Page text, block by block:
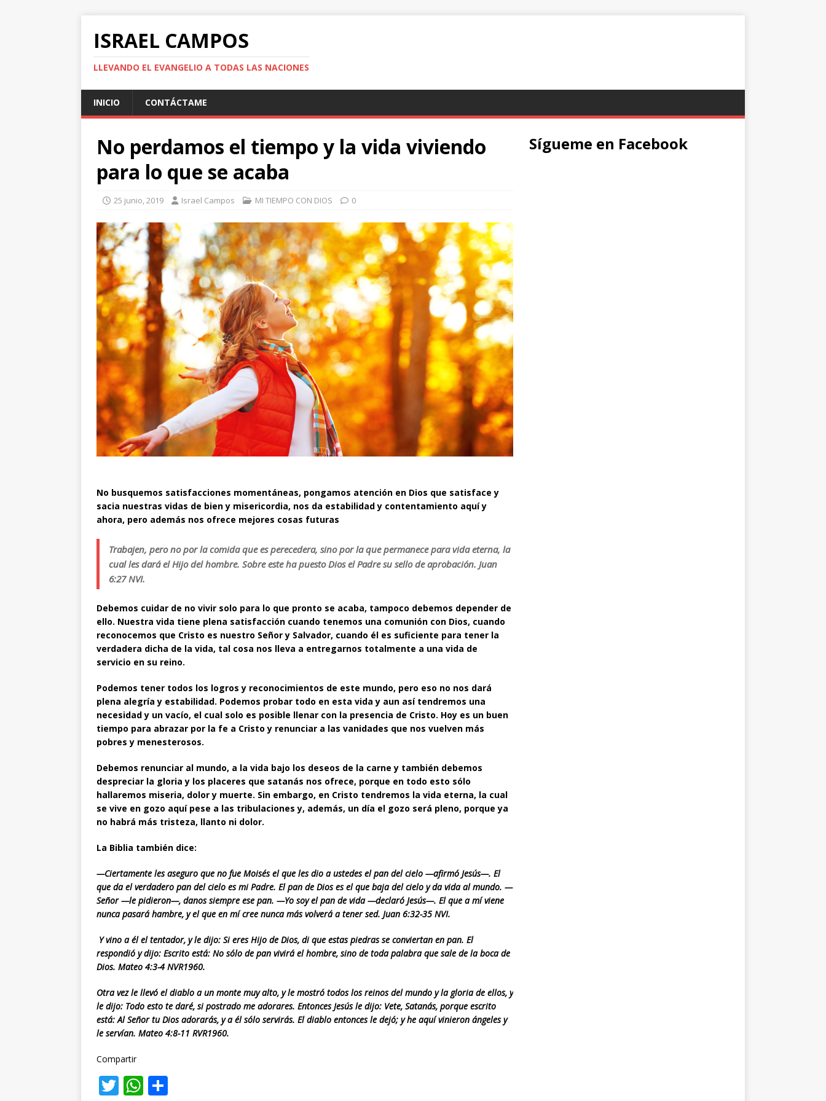
ISRAEL CAMPOS
LLEVANDO EL EVANGELIO A TODAS LAS NACIONES
INICIO CONTÁCTAME
No perdamos el tiempo y la vida viviendo
para lo que se acaba
25 junio, 2019 Israel Campos MI TIEMPO CON DIOS 0
No busquemos satisfacciones momentáneas, pongamos atención en Dios que satisface y
sacia nuestras vidas de bien y misericordia, nos da estabilidad y contentamiento aquí y
ahora, pero además nos ofrece mejores cosas futuras
Trabajen, pero no por la comida que es perecedera, sino por la que permanece para vida eterna, la
cual les dará el Hijo del hombre. Sobre este ha puesto Dios el Padre su sello de aprobación. Juan
6:27 NVI.
Debemos cuidar de no vivir solo para lo que pronto se acaba, tampoco debemos depender de
ello. Nuestra vida tiene plena satisfacción cuando tenemos una comunión con Dios, cuando
reconocemos que Cristo es nuestro Señor y Salvador, cuando él es suficiente para tener la
verdadera dicha de la vida, tal cosa nos lleva a entregarnos totalmente a una vida de
servicio en su reino.
Podemos tener todos los logros y reconocimientos de este mundo, pero eso no nos dará
plena alegría y estabilidad. Podemos probar todo en esta vida y aun así tendremos una
necesidad y un vacío, el cual solo es posible llenar con la presencia de Cristo. Hoy es un buen
tiempo para abrazar por la fe a Cristo y renunciar a las vanidades que nos vuelven más
pobres y menesterosos.
Debemos renunciar al mundo, a la vida bajo los deseos de la carne y también debemos
despreciar la gloria y los placeres que satanás nos ofrece, porque en todo esto sólo
hallaremos miseria, dolor y muerte. Sin embargo, en Cristo tendremos la vida eterna, la cual
se vive en gozo aquí pese a las tribulaciones y, además, un día el gozo será pleno, porque ya
no habrá más tristeza, llanto ni dolor.
La Biblia también dice:
—Ciertamente les aseguro que no fue Moisés el que les dio a ustedes el pan del cielo —afirmó Jesús—. El
que da el verdadero pan del cielo es mi Padre. El pan de Dios es el que baja del cielo y da vida al mundo. —
Señor —le pidieron—, danos siempre ese pan. —Yo soy el pan de vida —declaró Jesús—. El que a mí viene
nunca pasará hambre, y el que en mí cree nunca más volverá a tener sed. Juan 6:32-35 NVI.
Y vino a él el tentador, y le dijo: Si eres Hijo de Dios, di que estas piedras se conviertan en pan. El
respondió y dijo: Escrito está: No sólo de pan vivirá el hombre, sino de toda palabra que sale de la boca de
Dios. Mateo 4:3-4 NVR1960.
Otra vez le llevó el diablo a un monte muy alto, y le mostró todos los reinos del mundo y la gloria de ellos, y
le dijo: Todo esto te daré, si postrado me adorares. Entonces Jesús le dijo: Vete, Satanás, porque escrito
está: Al Señor tu Dios adorarás, y a él sólo servirás. El diablo entonces le dejó; y he aquí vinieron ángeles y
le servían. Mateo 4:8-11 RVR1960.
Compartir
T W
Sígueme en Facebook